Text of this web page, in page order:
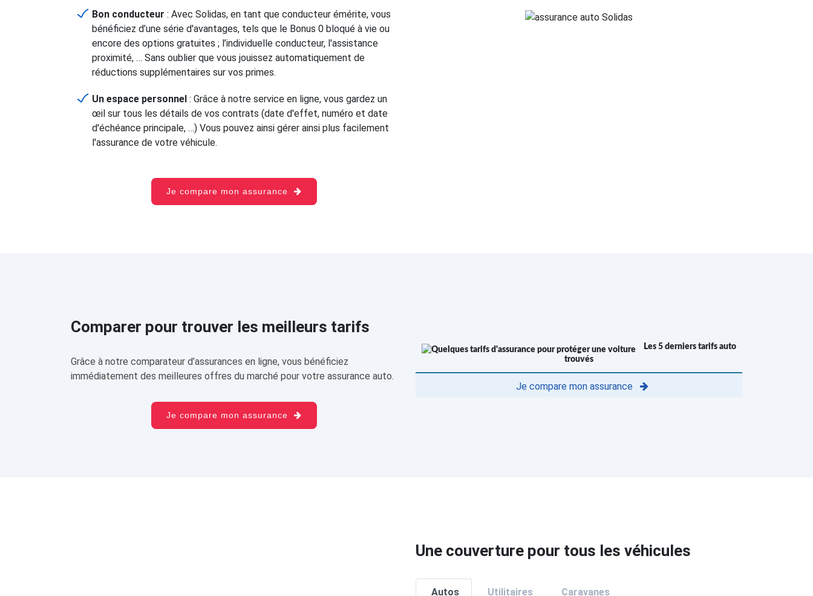
Bon conducteur : Avec Solidas, en tant que conducteur émérite, vous
bénéficiez d’une série d'avantages, tels que le Bonus 0 bloqué à vie ou
encore des options gratuites ; l’individuelle conducteur, l'assistance
proximité, … Sans oublier que vous jouissez automatiquement de
réductions supplémentaires sur vos primes.
Un espace personnel : Grâce à notre service en ligne, vous gardez un
œil sur tous les détails de vos contrats (date d'effet, numéro et date
d'échéance principale, …) Vous pouvez ainsi gérer ainsi plus facilement
l'assurance de votre véhicule.
Je compare mon assurance
Comparer pour trouver les meilleurs tarifs
Grâce à notre comparateur d’assurances en ligne, vous bénéficiez
immédiatement des meilleures offres du marché pour votre assurance auto.
Je compare mon assurance
Les 5 derniers tarifs auto
trouvés
Je compare mon assurance
Une couverture pour tous les véhicules
Autos Utilitaires Caravanes